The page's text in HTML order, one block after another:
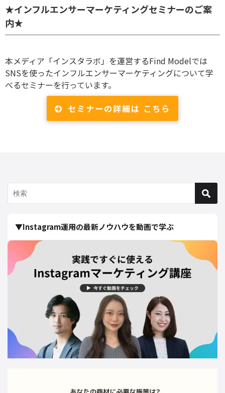
★インフルエンサーマーケティングセミナーのご案
内★
本メディア「インスタラボ」を運営するFind Modelでは
SNSを使ったインフルエンサーマーケティングについて学
べるセミナーを行っています。
セミナーの詳細は こちら
▼Instagram運用の最新ノウハウを動画で学ぶ